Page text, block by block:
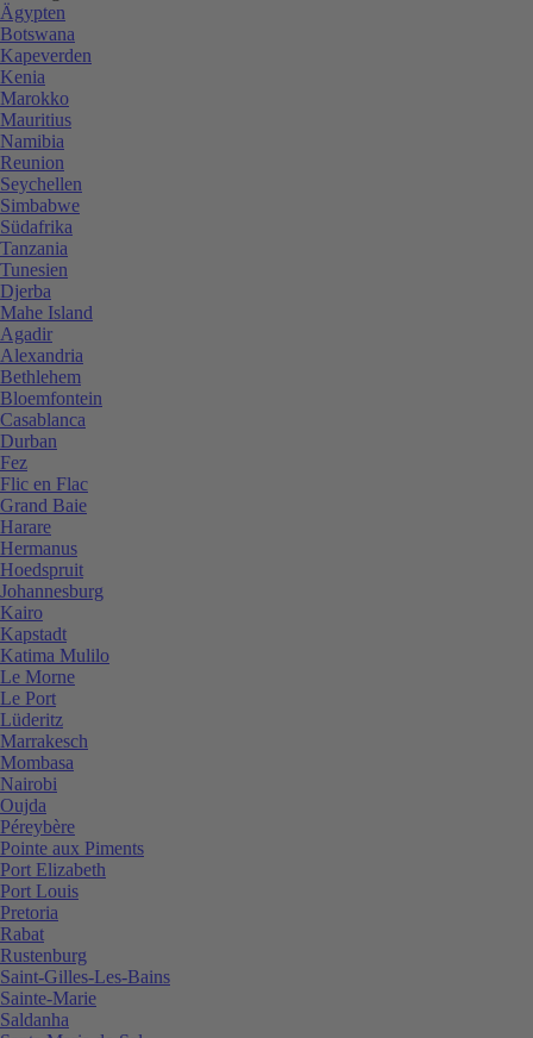
Ägypten
Botswana
Kapeverden
Kenia
Marokko
Mauritius
Namibia
Reunion
Seychellen
Simbabwe
Südafrika
Tanzania
Tunesien
Djerba
Mahe Island
Agadir
Alexandria
Bethlehem
Bloemfontein
Casablanca
Durban
Fez
Flic en Flac
Grand Baie
Harare
Hermanus
Hoedspruit
Johannesburg
Kairo
Kapstadt
Katima Mulilo
Le Morne
Le Port
Lüderitz
Marrakesch
Mombasa
Nairobi
Oujda
Péreybère
Pointe aux Piments
Port Elizabeth
Port Louis
Pretoria
Rabat
Rustenburg
Saint-Gilles-Les-Bains
Sainte-Marie
Saldanha